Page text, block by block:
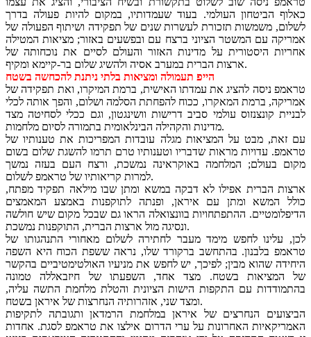
כאלוף הביטחון העולמי. בעוד שעמדותיו, במקום להיות פעולה בדרך
לשלום, משמשות תזכורת לעשרות שנים של תפקידה ושיתוף הפעולה של
אמריקה עם המשטר הציוני ברצח עם ובפשעים באזור; מציאות המטילה
אחריות היסטורית על מדינות האזור והעולם לסיים את נוכחותה של
ארצות הברית במערב אסיה ולהשיג שלום בר-קיימא ומקיף.
הייפ תעמולה ומציאות בלתי ניתנת להכחשה בשטח
טראמפ ניסה להציג את עמדתו האישית, ברמת המיקרו, ואת תפקידה של
אמריקה, ברמת המאקרו, ככוח להפחתת הסלמה ושלום, והפך אותה לכלי
לבניית קונצנזוס עולמי סביב דרישות וושינגטון, וגם ככלי לסחיטה מצד
מדינות והקהילה הבינלאומית בתמורה לסיום מלחמות.
עם זאת, מבט על המציאות מגלה עובדות המפריכות את טענותיו של
טראמפ. עדויות מראות שדבריו וטענותיו טרם תרמו להשגת שלום בשום
מקום בעולם; המלחמה באוקראינה נמשכת, ורצח העם בעזה נמשך
למרות קריאותיו של טראמפ לשלום.
ארצות הברית אפילו לא דבקה במשא ומתן שבו מילאה תפקיד מפתח,
כולל המשא ומתן עם איראן, ופנתה לתוקפנות באמצע המאמצים
הדיפלומטיים. ההתפתחויות בוונצואלה הראו גם שבכל מקום שיש חולשה
ונסיגה מול ארצות הברית, התוקפנות נמשכת.
לכן, עלינו לחפש מימד מעבר לחתירה לשלום מאחורי התנהגותו של
טראמפ בלבנון. בהתחשב ברקורד שלו, נראה ששפת הכוח היא השפה
היחידה שהוא מבין; לפיכך, יש לחפש את מניעיו האולטימטיביים בהקשר
של המציאות בשטח. מצד אחד, השפעתו של חיזבאללה טמונה
בהתמודדות עם התקפות הישות הציונית והטלת מלחמת התשה עליה,
ומצד שני, אזהרותיה הנחרצות של איראן בשטח.
הביצועים הנחרצים של איראן במלחמת הרמדאן ותגובתה לתקיפות
האמריקאיות האחרונות על ערי הדרום אילצו את טראמפ לסגת. אחדות